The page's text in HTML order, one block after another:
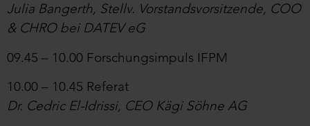
Julia Bangerth, Stellv. Vorstandsvorsitzende, COO
& CHRO bei DATEV eG
09.45 – 10.00 Forschungsimpuls IFPM
10.00 – 10.45 Referat
Dr. Cedric El-Idrissi, CEO Kägi Söhne AG